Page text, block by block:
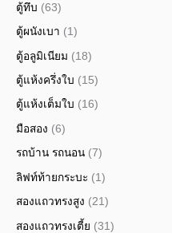
ตู้ทึบ (63)
ตู้ผนังเบา (1)
ตู้อลูมิเนียม (18)
ตู้แห้งครึ่งใบ (15)
ตู้แห้งเต็มใบ (16)
มือสอง (6)
รถบ้าน รถนอน (7)
ลิฟท์ท้ายกระบะ (1)
สองแถวทรงสูง (21)
สองแถวทรงเตี้ย (31)